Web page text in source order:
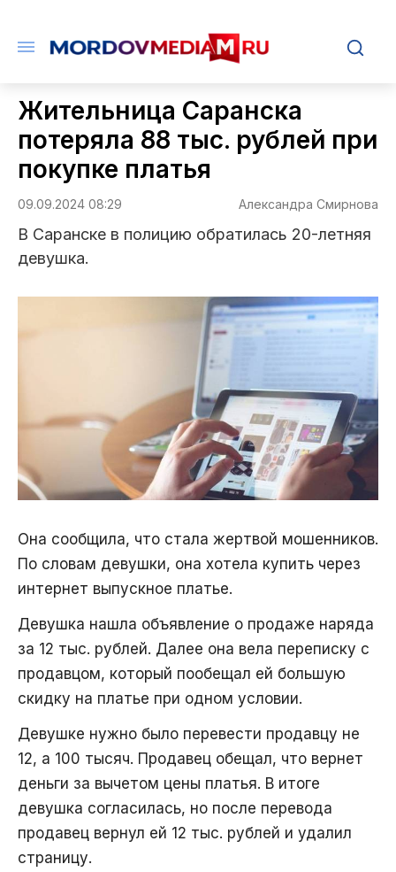
Жительница Саранска
потеряла 88 тыс. рублей при
покупке платья
09.09.2024 08:29 Александра Смирнова
В Саранске в полицию обратилась 20-летняя
девушка.
Она сообщила, что стала жертвой мошенников.
По словам девушки, она хотела купить через
интернет выпускное платье.
Девушка нашла объявление о продаже наряда
за 12 тыс. рублей. Далее она вела переписку с
продавцом, который пообещал ей большую
скидку на платье при одном условии.
Девушке нужно было перевести продавцу не
12, а 100 тысяч. Продавец обещал, что вернет
деньги за вычетом цены платья. В итоге
девушка согласилась, но после перевода
продавец вернул ей 12 тыс. рублей и удалил
страницу.